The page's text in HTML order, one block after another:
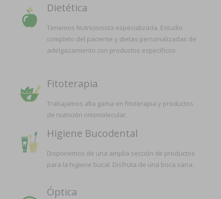
Dietética
Tenemos Nutricionista especializada. Estudio
completo del paciente y dietas personalizadas de
adelgazamiento con productos específicos.
Fitoterapia
Trabajamos alta gama en fitoterapia y productos
de nutrición ortomolecular.
Higiene Bucodental
Disponemos de una amplia sección de productos
para la higiene bucal. Disfruta de una boca sana.
Óptica